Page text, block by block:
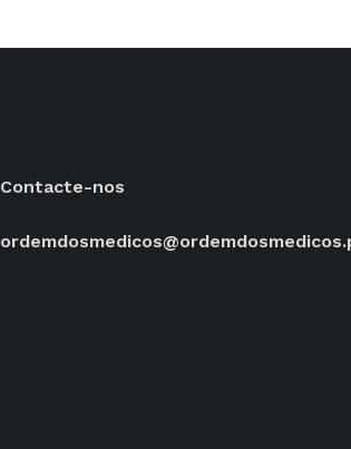
Contacte-nos